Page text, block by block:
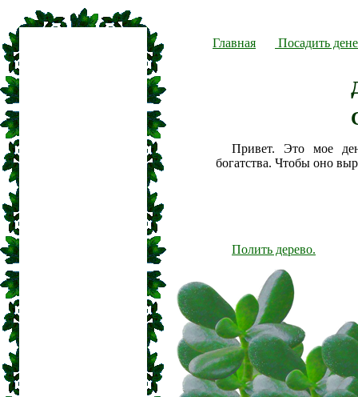
Главная Посадить
Привет. Это мое
богатства. Чтобы оно
Полить дерево.